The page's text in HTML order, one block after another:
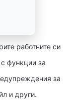
работните си
функции за
за
и други.